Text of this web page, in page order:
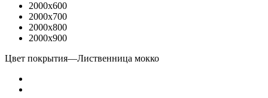
2000x600
2000x700
2000x800
2000x900
Цвет покрытия—Лиственница мокко